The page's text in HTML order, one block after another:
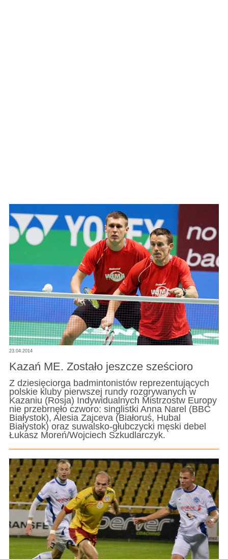
23.04.2014
Kazań ME. Zostało jeszcze sześcioro
Z dziesięciorga badmintonistów reprezentujących
polskie kluby pierwszej rundy rozgrywanych w
Kazaniu (Rosja) Indywidualnych Mistrzostw Europy
nie przebrnęło czworo: singlistki Anna Narel (BBC
Białystok), Alesia Zajceva (Białoruś, Hubal
Białystok) oraz suwalsko-głubczycki męski debel
Łukasz Moreń/Wojciech Szkudlarczyk.